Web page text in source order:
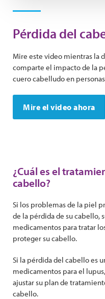
Play Video
Pérdida del
Mire este video mientras la
comparte el impacto de la
cuero cabelludo en
Mire el video ahora
¿Cuál es el
cabello?
Si los problemas de la piel
de la pérdida de su cabello,
medicamentos para tratar
proteger su cabello.
Si la pérdida del cabello es
medicamentos para el
ajustar su plan de
cabello.